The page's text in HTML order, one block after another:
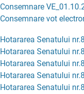
Consemnare
Consemnare vot
Hotararea Senatului
Hotararea Senatului
Hotararea Senatului
Hotararea Senatului
Hotararea Senatului